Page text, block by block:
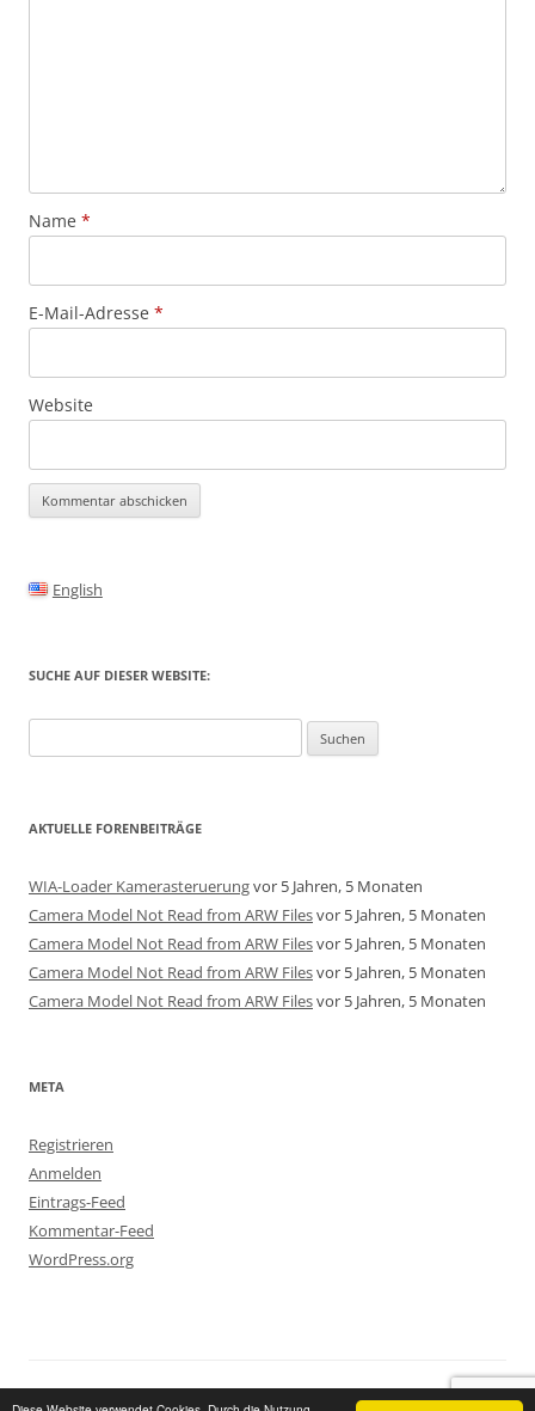
Name *
E-Mail-Adresse *
Website
English
SUCHE AUF DIESER WEBSITE:
nach:
AKTUELLE FORENBEITRÄGE
WIA-Loader Kamerasteruerungvor 5 Jahren, 5 Monaten
Camera Model Not Read from ARW Filesvor 5 Jahren, 5 Monaten
Camera Model Not Read from ARW Filesvor 5 Jahren, 5 Monaten
Camera Model Not Read from ARW Filesvor 5 Jahren, 5 Monaten
Camera Model Not Read from ARW Filesvor 5 Jahren, 5 Monaten
META
Registrieren
Anmelden
Eintrags-Feed
Kommentar-Feed
WordPress.org
Stolz präsentiert von WordPress Zurück zum Seitenanfang